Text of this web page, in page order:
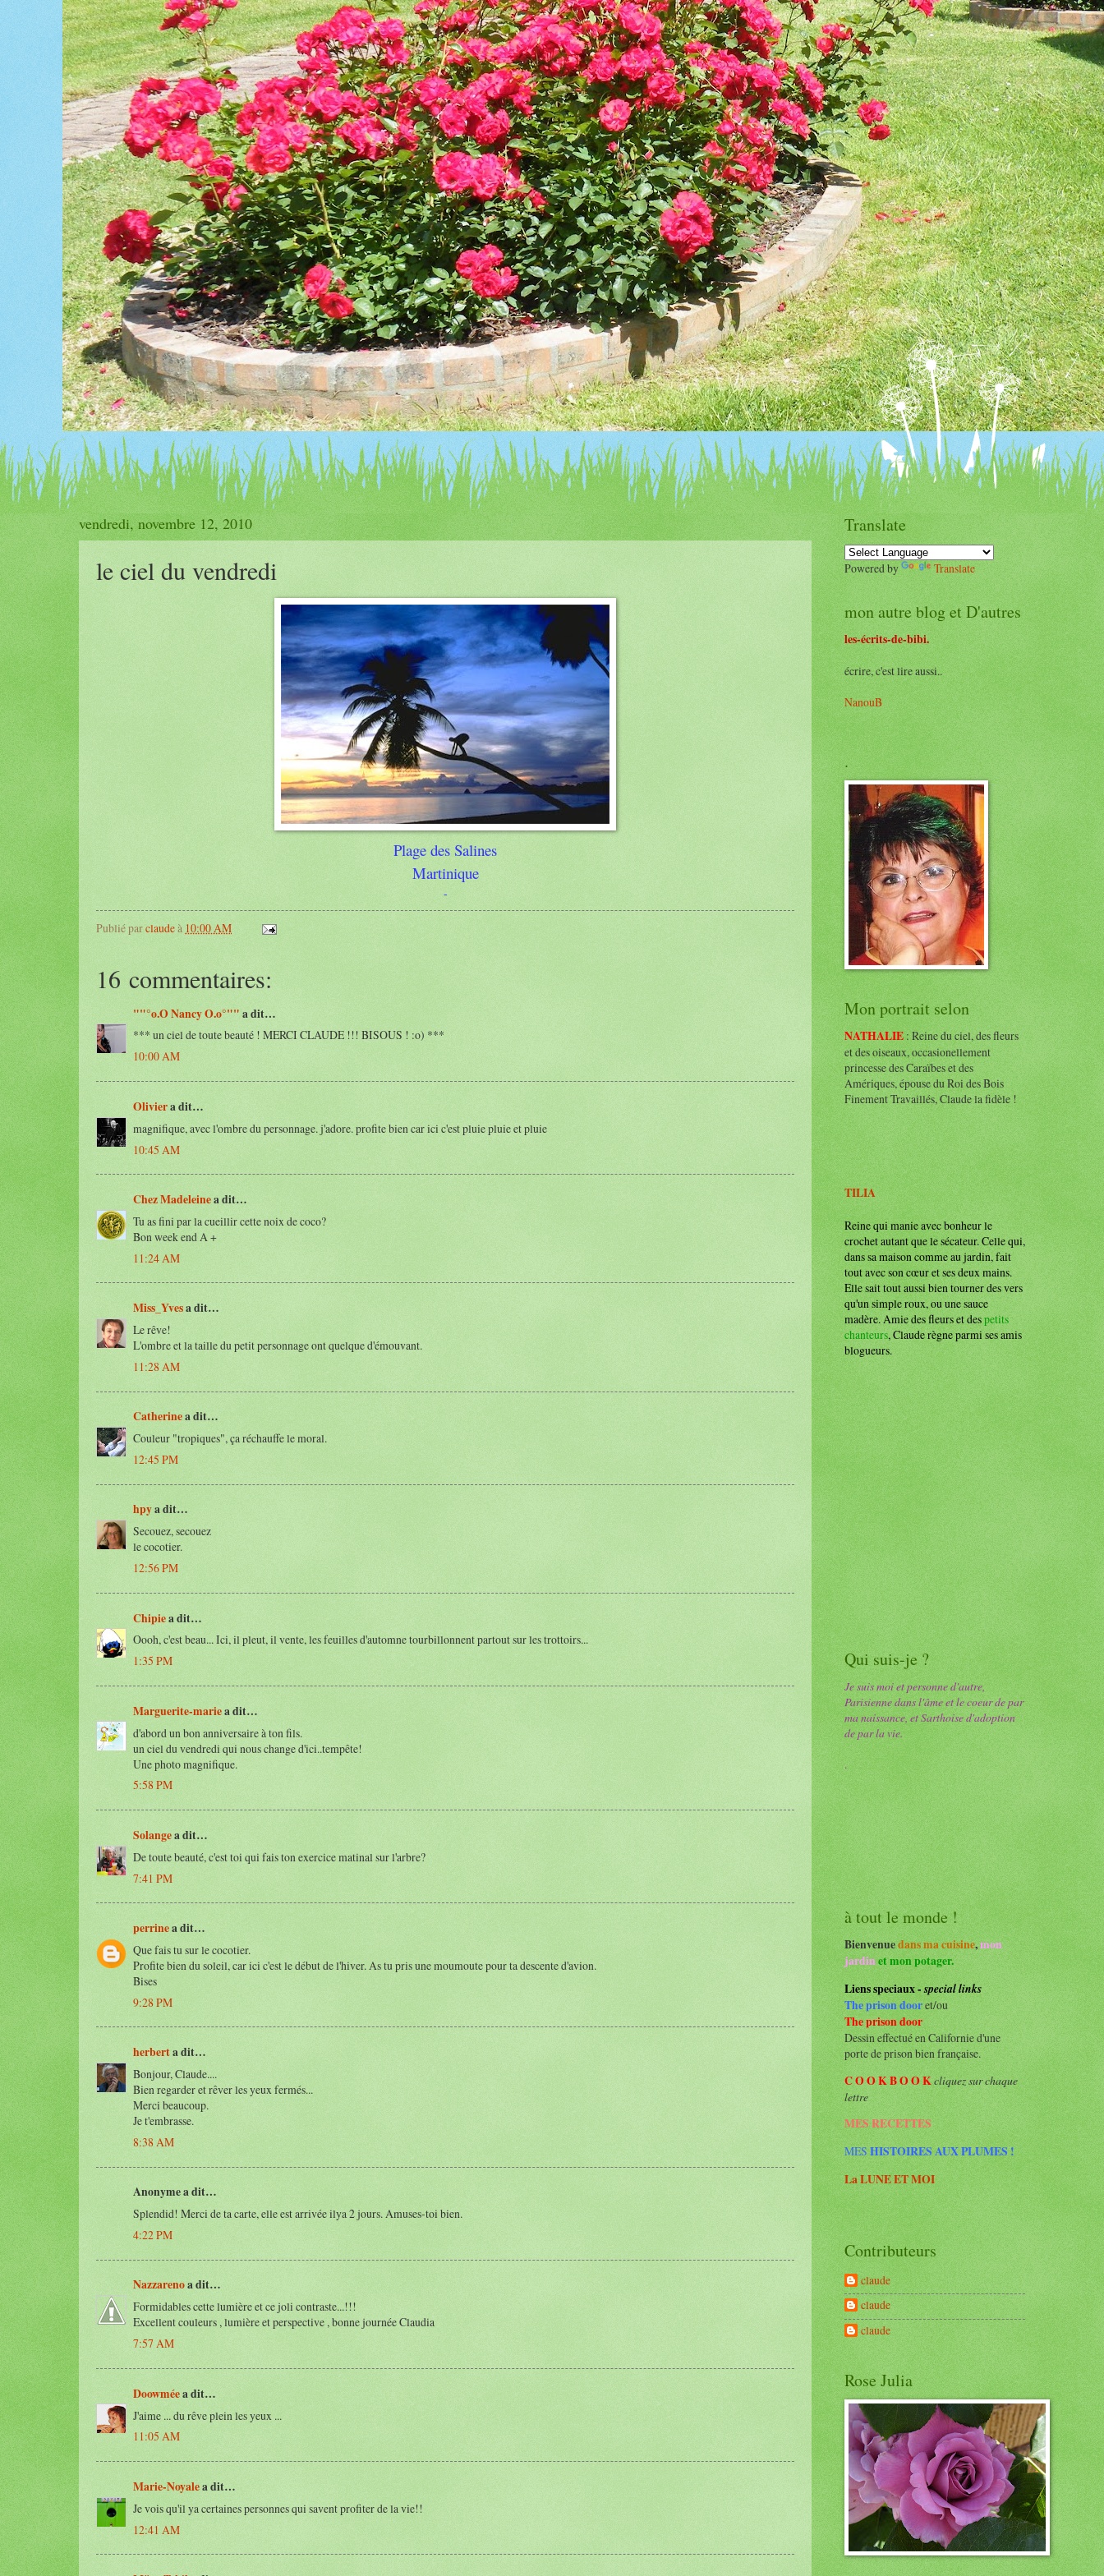
vendredi, novembre 12, 2010
le ciel du vendredi
Plage des Salines
Martinique
-
Publié parclaudeà 10:00 AM
16 commentaires:
""°o.O Nancy O.o°"" a dit…
*** un ciel de toute beauté ! MERCI CLAUDE !!! BISOUS ! :o) ***
10:00 AM
Oliviera dit…
magnifique, avec l'ombre du personnage. j'adore. profite bien car ici c'est pluie pluie et pluie
10:45 AM
Chez Madeleinea dit…
Tu as fini par la cueillir cette noix de coco?
Bon week end A +
11:24 AM
Miss_Yvesa dit…
Le rêve!
L'ombre et la taille du petit personnage ont quelque d'émouvant.
11:28 AM
Catherinea dit…
Couleur "tropiques", ça réchauffe le moral.
12:45 PM
hpya dit…
Secouez, secouez
le cocotier.
12:56 PM
Chipiea dit…
Oooh, c'est beau... Ici, il pleut, il vente, les feuilles d'automne tourbillonnent partout sur les trottoirs...
1:35 PM
Marguerite-mariea dit…
d'abord un bon anniversaire à ton fils.
un ciel du vendredi qui nous change d'ici..tempête!
Une photo magnifique.
5:58 PM
Solangea dit…
De toute beauté, c'est toi qui fais ton exercice matinal sur l'arbre?
7:41 PM
perrinea dit…
Que fais tu sur le cocotier.
Profite bien du soleil, car ici c'est le début de l'hiver. As tu pris une moumoute pour ta descente d'avion.
Bises
9:28 PM
herberta dit…
Bonjour, Claude....
Bien regarder et rêver les yeux fermés...
Merci beaucoup.
Je t'embrasse.
8:38 AM
Anonyme a dit…
Splendid! Merci de ta carte, elle est arrivée ilya 2 jours. Amuses-toi bien.
4:22 PM
Nazzarenoa dit…
Formidables cette lumière et ce joli contraste...!!!
Excellent couleurs , lumière et perspective , bonne journée Claudia
7:57 AM
Doowméea dit…
J'aime ... du rêve plein les yeux ...
11:05 AM
Marie-Noyalea dit…
Je vois qu'il ya certaines personnes qui savent profiter de la vie!!
12:41 AM
Translate
Powered by Translate
mon autre blog et D'autres
les-écrits-de-bibi.
écrire, c'est lire aussi..
NanouB
.
Mon portrait selon
NATHALIE: Reine du ciel, des fleurs
et des oiseaux, occasionellement
princesse des Caraïbes et des
Amériques, épouse du Roi des Bois
Finement Travaillés, Claude la fidèle !
TILIA
Reine qui manie avec bonheur le
crochet autant que le sécateur. Celle qui,
dans sa maison comme au jardin, fait
tout avec son cœur et ses deux mains.
Elle sait tout aussi bien tourner des vers
qu'un simple roux, ou une sauce
madère. Amie des fleurs et despetits
chanteurs, Claude règne parmi ses amis
blogueurs.
Qui suis-je ?
Je suis moi et personne d'autre,
Parisienne dans l'âme et le coeur de par
ma naissance, et Sarthoise d'adoption
de par la vie.
.
à tout le monde !
Bienvenuedans ma cuisine,mon
jardinet mon potager.
Liens speciaux -special links
The prison dooret/ou
The prison door
Dessin effectué en Californie d'une
porte de prison bien française.
COOKBOOKcliquez sur chaque
lettre
MESRECETTES
MESHISTOIRES AUX PLUMES!
La LUNE ET MOI
Contributeurs
claude
claude
claude
Rose Julia